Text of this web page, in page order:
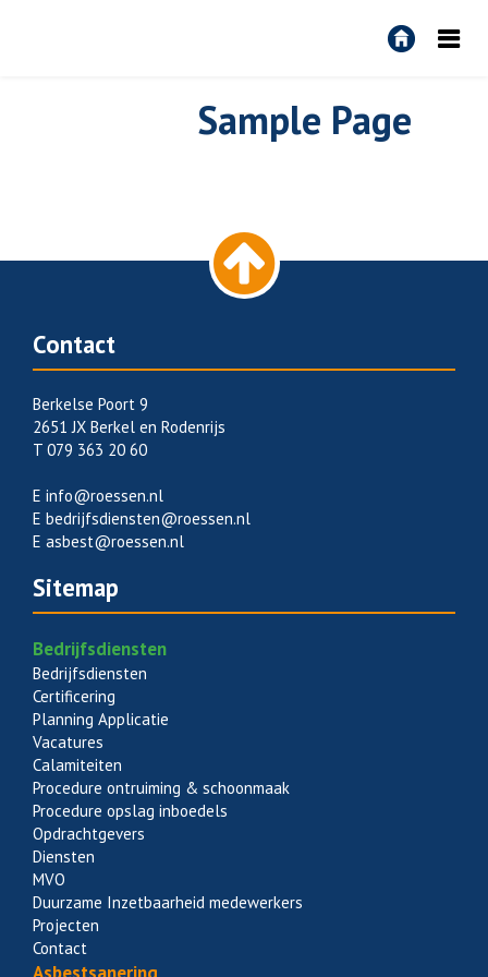
Sample Page
Contact
Berkelse Poort 9
2651 JX Berkel en Rodenrijs
T 079 363 20 60
E info@roessen.nl
E bedrijfsdiensten@roessen.nl
E asbest@roessen.nl
Sitemap
Bedrijfsdiensten
Bedrijfsdiensten
Certificering
Planning Applicatie
Vacatures
Calamiteiten
Procedure ontruiming & schoonmaak
Procedure opslag inboedels
Opdrachtgevers
Diensten
MVO
Duurzame Inzetbaarheid medewerkers
Projecten
Contact